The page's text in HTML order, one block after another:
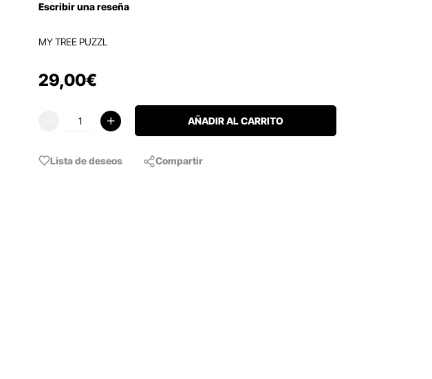
Escribir una reseña
MY TREE PUZZL
29,00€
AÑADIR AL CARRITO
Lista de deseos Compartir